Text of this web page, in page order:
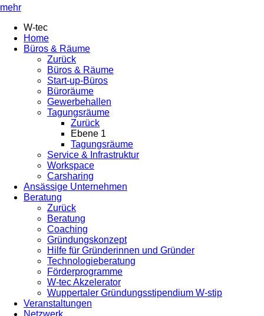
mehr
W-tec
Home
Büros & Räume
Zurück
Büros & Räume
Start-up-Büros
Büroräume
Gewerbehallen
Tagungsräume
Zurück
Ebene 1
Tagungsräume
Service & Infrastruktur
Workspace
Carsharing
Ansässige Unternehmen
Beratung
Zurück
Beratung
Coaching
Gründungskonzept
Hilfe für Gründerinnen und Gründer
Technologieberatung
Förderprogramme
W-tec Akzelerator
Wuppertaler Gründungsstipendium W-stip
Veranstaltungen
Netzwerk